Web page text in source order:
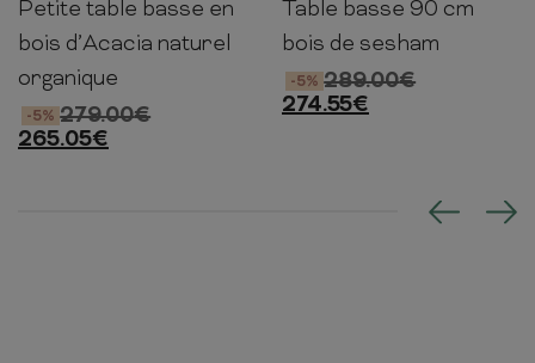
46cm 70cm 70cm
Petite table basse en
bois d’Acacia naturel
organique
279.00€
-5%
265.05€
40cm 90cm 50cm
Table basse 90 cm
bois de sesham
289.00€
-5%
274.55€